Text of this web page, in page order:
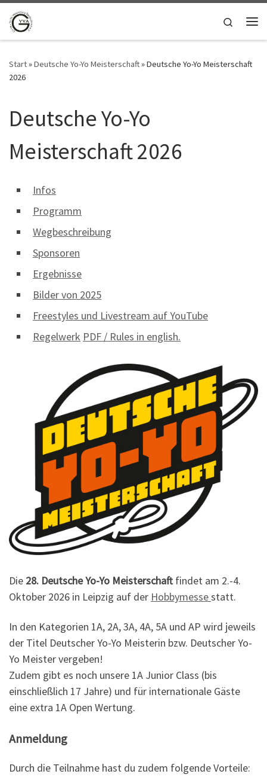
Zum Inhalt springen
Search
Start»Deutsche Yo-Yo Meisterschaft»Deutsche Yo-Yo Meisterschaft
2026
Deutsche Yo-Yo
Meisterschaft 2026
Infos
Programm
Wegbeschreibung
Sponsoren
Ergebnisse
Bilder von 2025
Freestyles und Livestream auf YouTube
Regelwerk PDF / Rules in english.
Die 28. Deutsche Yo-Yo Meisterschaftfindet am 2.-4.
Oktober 2026 in Leipzig auf der Hobbymessestatt.
In den Kategorien 1A, 2A, 3A, 4A, 5A und AP wird jeweils
der Titel Deutscher Yo-Yo Meisterin bzw. Deutscher Yo-
Yo Meister vergeben!
Zudem gibt es noch unsere 1A Junior Class (bis
einschließlich 17 Jahre) und für internationale Gäste
eine extra 1A Open Wertung.
Anmeldung
Durch die Teilnahme hast du zudem folgende Vorteile: